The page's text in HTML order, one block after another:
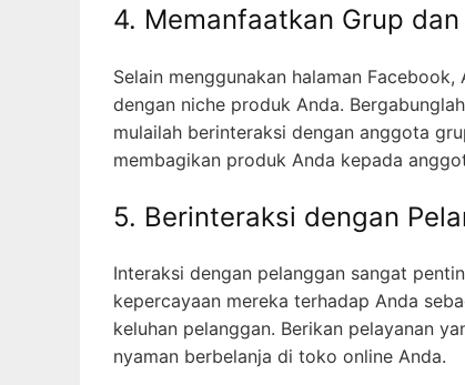
membagikan produk Anda kepada
5. Berinteraksi dengan
Interaksi dengan pelanggan sangat
kepercayaan mereka terhadap Anda
nyaman berbelanja di toko online Anda.
6. Menggunakan Iklan
Untuk meningkatkan visibilitas dan
Facebook. Anda dapat mengatur target